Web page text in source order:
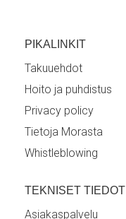
PIKALINKIT
Takuuehdot
Hoito ja puhdistus
Privacy policy
Tietoja Morasta
Whistleblowing
TEKNISET TIEDOT
Asiakaspalvelu